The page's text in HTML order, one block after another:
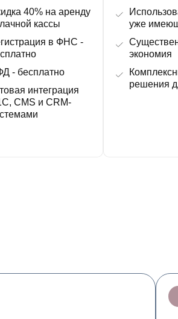
40% на аренду
кассы
в ФНС -
- бесплатно
интеграция
CMS и CRM-
уже
экономия
решения